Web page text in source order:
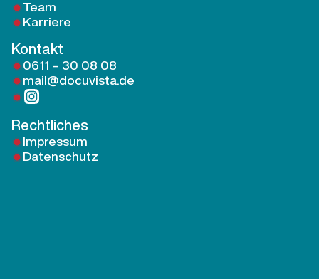
Team
Karriere
Kontakt
0611 – 30 08 08
mail@docuvista.de
Rechtliches
Impressum
Datenschutz